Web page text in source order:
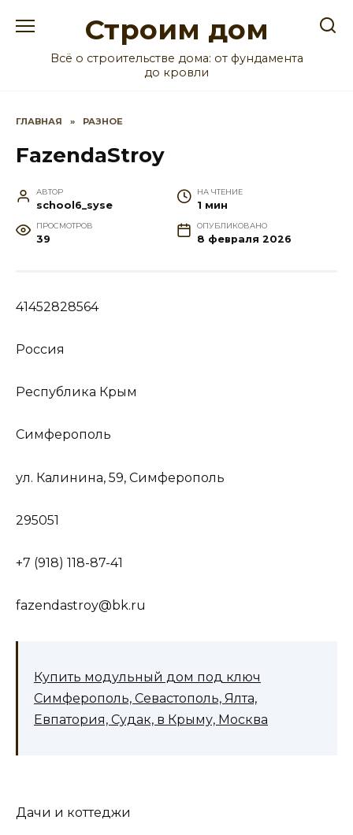
Строим дом
Всё о строительстве дома: от фундамента
до кровли
ГЛАВНАЯ » РАЗНОЕ
FazendaStroy
АВТОР
school6_syse
НА ЧТЕНИЕ
1 мин
ПРОСМОТРОВ
39
ОПУБЛИКОВАНО
8 февраля 2026
41452828564
Россия
Республика Крым
Симферополь
ул. Калинина, 59, Симферополь
295051
+7 (918) 118-87-41
fazendastroy@bk.ru
Купить модульный дом под ключ
Симферополь, Севастополь, Ялта,
Евпатория, Судак, в Крыму, Москва
Дачи и коттеджи